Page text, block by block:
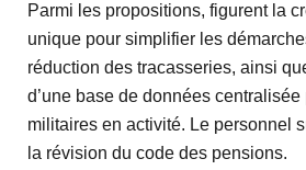
Parmi les propositions, figurent la
unique pour simplifier les
réduction des tracasseries, ainsi
d’une base de données
militaires en activité. Le personnel
la révision du code des pensions.